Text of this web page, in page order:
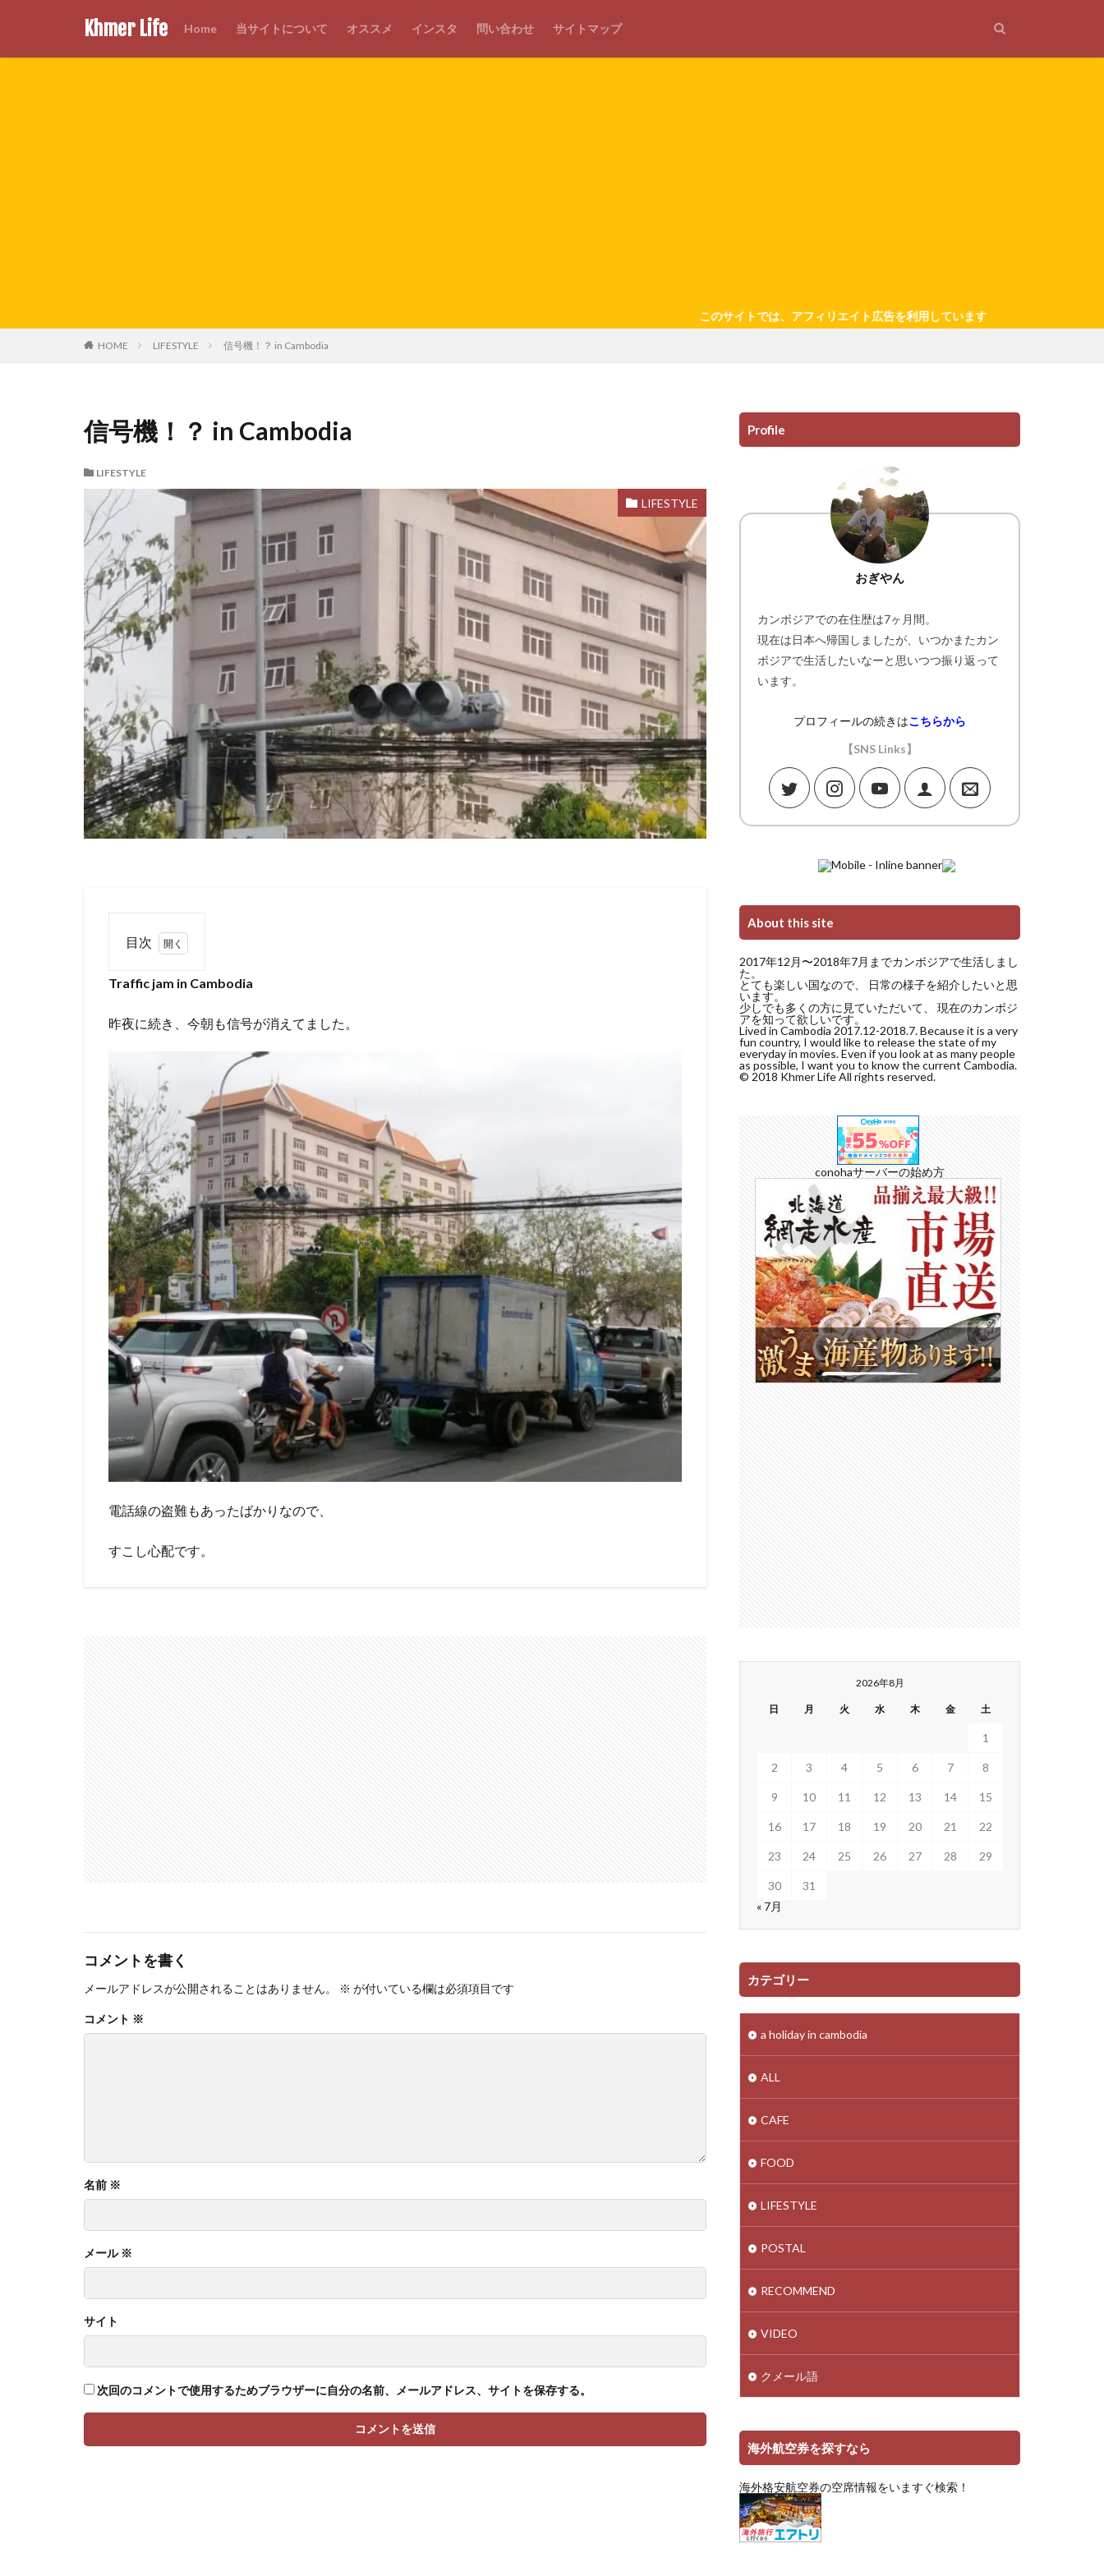
Khmer Life Home 当サイトについて オススメ インスタ 問い合わせ サイトマップ
このサイトでは、アフィリエイト広告を利用しています
HOME LIFESTYLE 信号機！？ in Cambodia
信号機！？ in Cambodia
LIFESTYLE
LIFESTYLE
目次
Traffic
Cambodia
Traffic jam in Cambodia
昨夜に続き、今朝も信号が消えてました。
電話線の盗難もあったばかりなので、
すこし心配です。
コメントを書く
メールアドレスが公開されることはありません。 ※ が付いている欄は必須項目です
コメント ※
名前 ※
メール ※
サイト
次回のコメントで使用するためブラウザーに自分の名前、メールアドレス、サイトを保存する。
Profile
おぎやん
カンボジアでの在住歴は7ヶ月間。
現在は日本へ帰国しましたが、いつかまたカン
ボジアで生活したいなーと思いつつ振り返って
います。
プロフィールの続きはこちらから
【SNS Links】
About this site
2017年12月〜2018年7月までカンボジアで生活しまし
た。
とても楽しい国なので、 日常の様子を紹介したいと思
います。
少しでも多くの方に見ていただいて、 現在のカンボジ
アを知って欲しいです。
Lived in Cambodia 2017.12-2018.7. Because it is a very
fun country, I would like to release the state of my
everyday in movies. Even if you look at as many people
as possible, I want you to know the current Cambodia.
© 2018 Khmer Life All rights reserved.
conohaサーバーの始め方
2026年8月
日 月 火 水 木 金 土
1
2 3 4 5 6 7 8
9 10 11 12 13 14 15
16 17 18 19 20 21 22
23 24 25 26 27 28 29
30
31
« 7月
カテゴリー
a holiday in cambodia
ALL
CAFE
FOOD
LIFESTYLE
POSTAL
RECOMMEND
VIDEO
クメール語
海外航空券を探すなら
海外格安航空券の空席情報をいますぐ検索！